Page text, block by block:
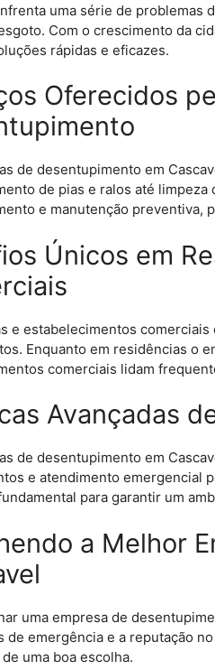
uma série de problemas
Com o crescimento da
rápidas e eficazes.
Oferecidos
de desentupimento em
de pias e ralos até limpeza
e manutenção preventiva,
Únicos em
e estabelecimentos
Enquanto em residências o
comerciais lidam
Avançadas
de desentupimento em
e atendimento emergencial
para garantir um
a Melhor
uma empresa de
de emergência e a reputação
uma boa escolha.